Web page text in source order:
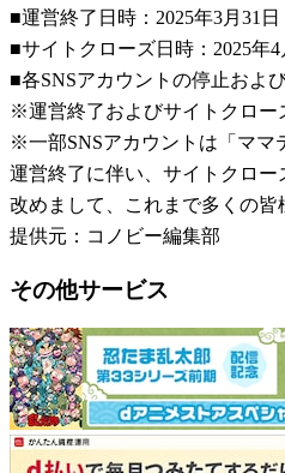
■運営終了日時：2025年3月31
■サイトクローズ日時：2025年
■各SNSアカウントの停止およ
※運営終了およびサイトクロー
※一部SNSアカウントは「ママ
運営終了に伴い、サイトクロー
改めまして、これまで多くの皆
提供元：コノビー編集部
その他サービス